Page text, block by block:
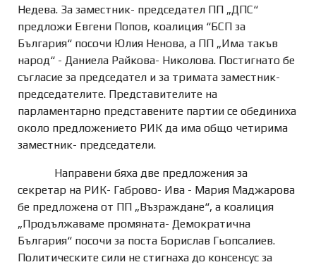
Недева. За заместник- председател ПП „ДПС“
предложи Евгени Попов, коалиция “БСП за
България“ посочи Юлия Ненова, а ПП „Има такъв
народ“ - Даниела Райкова- Николова. Постигнато бе
съгласие за председател и за тримата заместник-
председателите. Представителите на
парламентарно представените партии се обединиха
около предложението РИК да има общо четирима
заместник- председатели.
Направени бяха две предложения за
секретар на РИК- Габрово- Ива - Мария Маджарова
бе предложена от ПП „Възраждане“, а коалиция
„Продължаваме промяната- Демократична
България“ посочи за поста Борислав Гьопсалиев.
Политическите сили не стигнаха до консенсус за